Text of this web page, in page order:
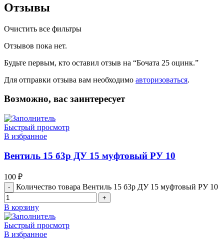
Отзывы
Очистить все фильтры
Отзывов пока нет.
Будьте первым, кто оставил отзыв на “Бочата 25 оцинк.”
Для отправки отзыва вам необходимо авторизоваться.
Возможно, вас заинтересует
Быстрый просмотр
В избранное
Вентиль 15 б3р ДУ 15 муфтовый РУ 10
100 ₽
Количество товара Вентиль 15 б3р ДУ 15 муфтовый РУ 10
В корзину
Быстрый просмотр
В избранное